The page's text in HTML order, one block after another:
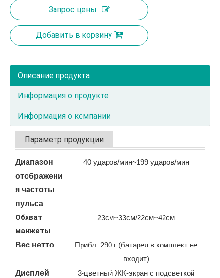
Запрос цены
Добавить в корзину
Описание продукта
Информация о продукте
Информация о компании
Параметр продукции
Диапазон
отображени
я частоты
пульса
40 ударов/мин~199 ударов/мин
Обхват
манжеты
23см~33см/22см~42см
Вес нетто
Прибл. 290 г (батарея в комплект не
входит)
Дисплей
3-цветный ЖК-экран с подсветкой